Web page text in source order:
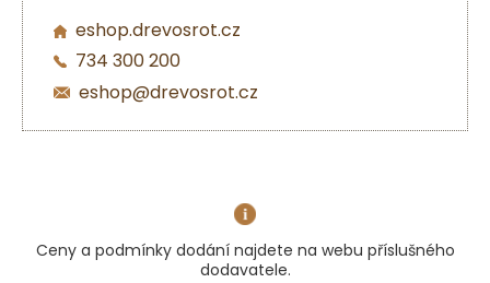
eshop.drevosrot.cz
734 300 200
eshop@drevosrot.cz
Ceny a podmínky dodání najdete na webu příslušného
dodavatele.